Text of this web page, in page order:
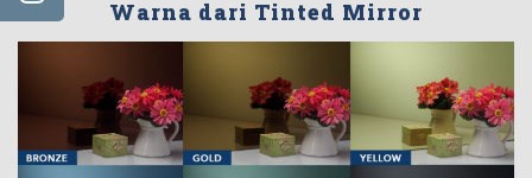
Warna dari Tinted Mirror